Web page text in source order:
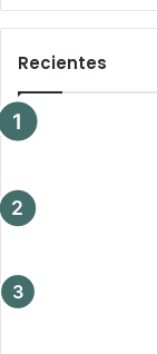
Recientes